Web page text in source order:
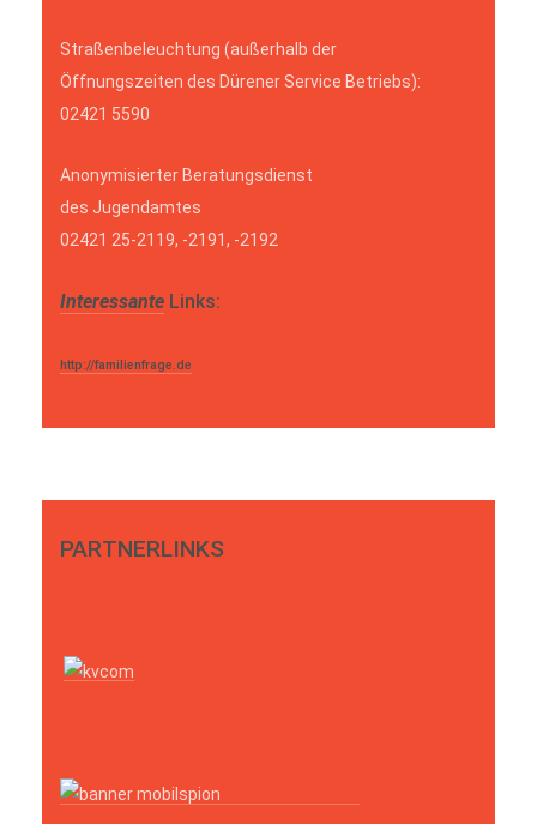
Straßenbeleuchtung (außerhalb der
Öffnungszeiten des Dürener Service Betriebs):
02421 5590
Anonymisierter Beratungsdienst
des Jugendamtes
02421 25-2119, -2191, -2192
Interessante Links:
http://familienfrage.de
PARTNERLINKS